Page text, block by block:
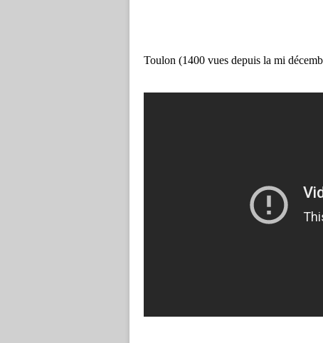
Toulon (1400 vues depuis la mi